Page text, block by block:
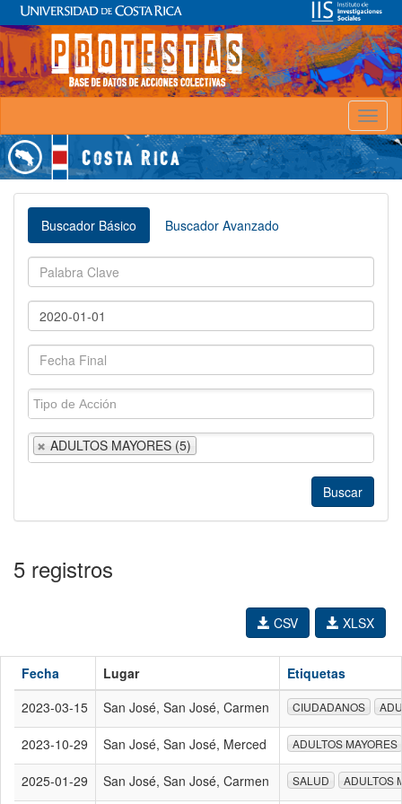
Buscador Básico Buscador Avanzado
ADULTOS MAYORES (5)
5 registros
XLSX
CSV
Fecha Lugar
Etiquetas
2023-03-15
San José, San José, Carmen CIUDADANOS
2023-10-29 San José, San José, Merced ADULTOS MAYORES
2025-01-29 San José, San José, Carmen SALUD ADULTOS